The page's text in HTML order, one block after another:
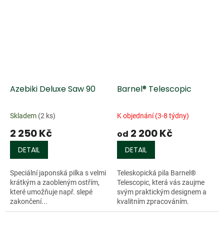
Azebiki Deluxe Saw 90
Skladem (2 ks)
2 250 Kč
DETAIL
Speciální japonská pilka s velmi
krátkým a zaobleným ostřím,
které umožňuje např. slepé
zakončení...
Barnel® Telescopic
K objednání (3-8 týdny)
od 2 200 Kč
DETAIL
Teleskopická pila Barnel®
Telescopic, která vás zaujme
svým praktickým designem a
kvalitním zpracováním.
Impulzně...